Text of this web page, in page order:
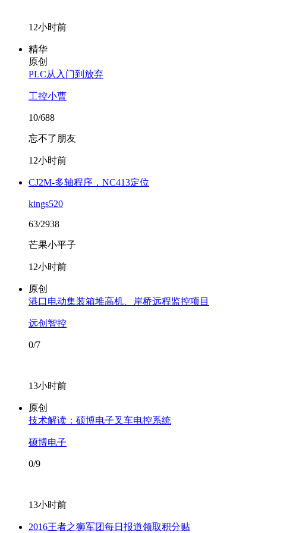
12小时前
精华
原创
PLC从入门到放弃
工控小曹
10/688
忘不了朋友
12小时前
CJ2M-多轴程序，NC413定位
kings520
63/2938
芒果小平子
12小时前
原创
港口电动集装箱堆高机、岸桥远程监控项目
远创智控
0/7
13小时前
原创
技术解读：硕博电子叉车电控系统
硕博电子
0/9
13小时前
2016王者之狮军团每日报道领取积分贴